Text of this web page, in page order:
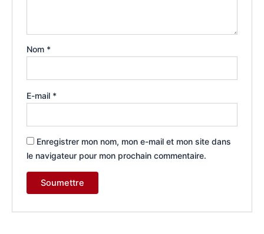
Nom *
E-mail *
Enregistrer mon nom, mon e-mail et mon site dans
le navigateur pour mon prochain commentaire.